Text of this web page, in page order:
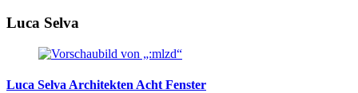
Luca Selva
Luca Selva Architekten Acht Fenster